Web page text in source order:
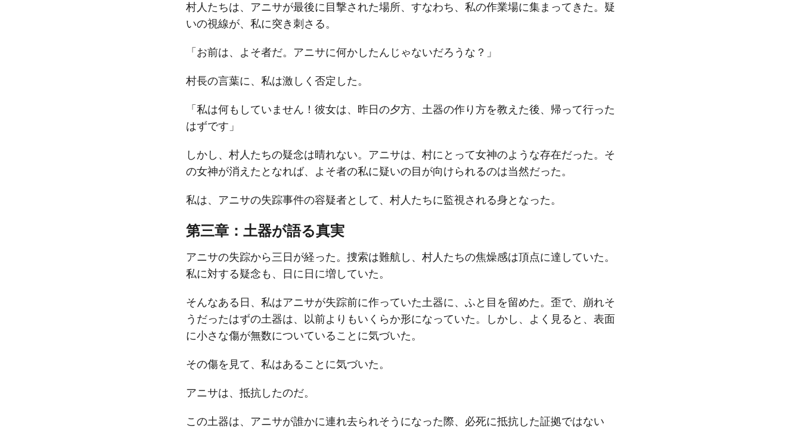
村人たちは、アニサが最後に目撃された場所、すなわち、私の作業場に集まってきた。疑
いの視線が、私に突き刺さる。
「お前は、よそ者だ。アニサに何かしたんじゃないだろうな？」
村長の言葉に、私は激しく否定した。
「私は何もしていません！彼女は、昨日の夕方、土器の作り方を教えた後、帰って行った
はずです」
しかし、村人たちの疑念は晴れない。アニサは、村にとって女神のような存在だった。そ
の女神が消えたとなれば、よそ者の私に疑いの目が向けられるのは当然だった。
私は、アニサの失踪事件の容疑者として、村人たちに監視される身となった。
第三章：土器が語る真実
アニサの失踪から三日が経った。捜索は難航し、村人たちの焦燥感は頂点に達していた。
私に対する疑念も、日に日に増していた。
そんなある日、私はアニサが失踪前に作っていた土器に、ふと目を留めた。歪で、崩れそ
うだったはずの土器は、以前よりもいくらか形になっていた。しかし、よく見ると、表面
に小さな傷が無数についていることに気づいた。
その傷を見て、私はあることに気づいた。
アニサは、抵抗したのだ。
この土器は、アニサが誰かに連れ去られそうになった際、必死に抵抗した証拠ではない